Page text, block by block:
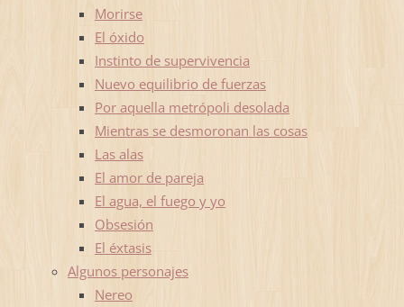
Morirse
El óxido
Instinto de supervivencia
Nuevo equilibrio de fuerzas
Por aquella metrópoli desolada
Mientras se desmoronan las cosas
Las alas
El amor de pareja
El agua, el fuego y yo
Obsesión
El éxtasis
Algunos personajes
Nereo